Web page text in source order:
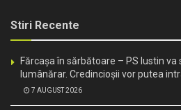
Stiri Recente
Fărcașa în sărbătoare – PS Iustin va
lumânărar. Credincioșii vor putea
7 AUGUST 2026